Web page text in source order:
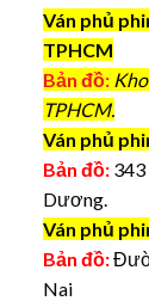
Ván phủ
TPHCM
Bản đồ:
TPHCM.
Ván phủ
Bản đồ:
Dương.
Ván phủ
Bản đồ:
Nai